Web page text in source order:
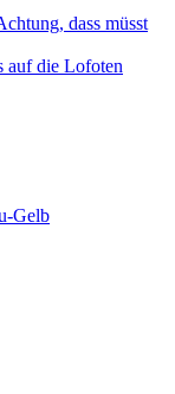
dass müsst
auf die Lofoten
Gelb